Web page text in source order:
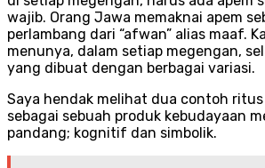
wajib. Orang Jawa memaknai apem
perlambang dari “afwan” alias maaf.
menunya, dalam setiap megengan,
yang dibuat dengan berbagai variasi.
Saya hendak melihat dua contoh
sebagai sebuah produk kebudayaan
pandang; kognitif dan simbolik.